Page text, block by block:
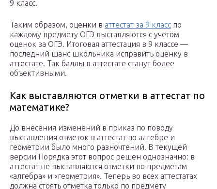
9 класс.
Таким образом, оценки в аттестат за 9 класс по
каждому предмету ОГЭ выставляются с учетом
оценок за ОГЭ. Итоговая аттестация в 9 классе —
последний шанс школьника исправить оценку в
аттестате. Так баллы в аттестате станут более
объективными.
Как выставляются отметки в аттестат по
математике?
До внесения изменений в приказ по поводу
выставления отметок в аттестат по алгебре и
геометрии было много разночтений. В текущей
версии Порядка этот вопрос решен однозначно: в
аттестат не выставляются отметки по предметам
«алгебра» и «геометрия». Теперь во всех аттестатах
должна стоять отметка только по предмету